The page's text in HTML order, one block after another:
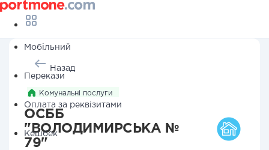
Мобільний
Перекази
Оплата за реквізитами
Кешбек
Назад
Комунальні послуги
ОСББ
"ВОЛОДИМИРСЬКА №
79"